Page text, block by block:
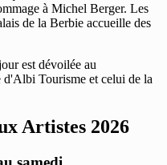
à Michel Berger. Les
de la Berbie accueille des
est dévoilée au
d'Albi Tourisme et celui de la
Artistes 2026